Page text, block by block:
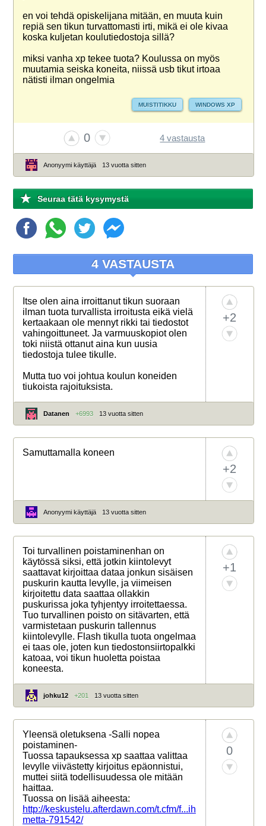
en voi tehdä opiskelijana mitään, en muuta kuin
repiä sen tikun turvattomasti irti, mikä ei ole kivaa
koska kuljetan koulutiedostoja sillä?
miksi vanha xp tekee tuota? Koulussa on myös
muutamia seiska koneita, niissä usb tikut irtoaa
nätisti ilman ongelmia
MUISTITIKKU WINDOWS XP
0 4 vastausta
Anonyymi käyttäjä 13 vuotta sitten
Seuraa tätä kysymystä
4 VASTAUSTA
Itse olen aina irroittanut tikun suoraan
ilman tuota turvallista irroitusta eikä vielä
kertaakaan ole mennyt rikki tai tiedostot
vahingoittuneet. Ja varmuuskopiot olen
toki niistä ottanut aina kun uusia
tiedostoja tulee tikulle.
Mutta tuo voi johtua koulun koneiden
tiukoista rajoituksista.
+2
Datanen +6993 13 vuotta sitten
Samuttamalla koneen
+2
Anonyymi käyttäjä 13 vuotta sitten
Toi turvallinen poistaminenhan on
käytössä siksi, että jotkin kiintolevyt
saattavat kirjoittaa dataa jonkun sisäisen
puskurin kautta levylle, ja viimeisen
kirjoitettu data saattaa ollakkin
puskurissa joka tyhjentyy irroitettaessa.
Tuo turvallinen poisto on sitävarten, että
varmistetaan puskurin tallennus
kiintolevylle. Flash tikulla tuota ongelmaa
ei taas ole, joten kun tiedostonsiirtopalkki
katoaa, voi tikun huoletta poistaa
koneesta.
+1
johku12 +201 13 vuotta sitten
Yleensä oletuksena -Salli nopea
poistaminen-
Tuossa tapauksessa xp saattaa valittaa
levylle viivästetty kirjoitus epäonnistui,
muttei siitä todellisuudessa ole mitään
haittaa.
Tuossa on lisää aiheesta:
http://keskustelu.afterdawn.com/t.cfm/f...ih
metta-791542/
0